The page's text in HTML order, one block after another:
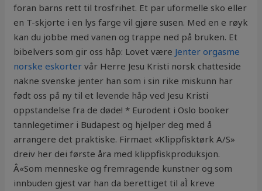
foran barns rett til trosfrihet. Et par uformelle sko eller
en T-skjorte i en lys farge vil gjøre susen. Med en e røyk
kan du jobbe med vanen og trappe ned på bruken. Et
bibelvers som gir oss håp: Lovet være Jenter orgasme
norske eskorter vår Herre Jesu Kristi norsk chatteside
nakne svenske jenter han som i sin rike miskunn har
født oss på ny til et levende håp ved Jesu Kristi
oppstandelse fra de døde! * Eurodent i Oslo booker
tannlegetimer i Budapest og hjelper deg med å
arrangere det praktiske. Firmaet «Klippfisktørk A/S»
dreiv her dei første åra med klippfiskproduksjon.
Â«Som menneske og fremragende kunstner og som
innbuden gjest var han da berettiget til aÌ kreve